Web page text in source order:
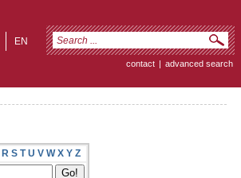
EN
contact | advanced search
R S T U V W X Y Z